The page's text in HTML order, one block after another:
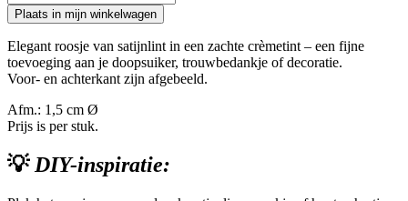
Plaats in mijn winkelwagen
Elegant roosje van satijnlint in een zachte crèmetint – een fijne
toevoeging aan je doopsuiker, trouwbedankje of decoratie.
Voor- en achterkant zijn afgebeeld.
Afm.: 1,5 cm Ø
Prijs is per stuk.
💡 DIY-inspiratie: